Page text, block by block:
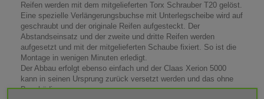
Reifen werden mit dem mitgelieferten Torx Schrauber T20 gelöst.
Eine spezielle Verlängerungsbuchse mit Unterlegscheibe wird auf
geschraubt und der originale Reifen aufgesteckt. Der
Abstandseinsatz und der zweite und dritte Reifen werden
aufgesetzt und mit der mitgelieferten Schaube fixiert. So ist die
Montage in wenigen Minuten erledigt.
Der Abbau erfolgt ebenso einfach und der Claas Xerion 5000
kann in seinen Ursprung zurück versetzt werden und das ohne
Beschädigungen.